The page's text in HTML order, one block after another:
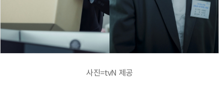
사진=tvN 제공